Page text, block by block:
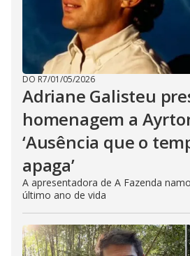
DO R7/01/05/2026
Adriane Galisteu
homenagem a
‘Ausência que o
apaga’
A apresentadora de A Fazenda
último ano de vida